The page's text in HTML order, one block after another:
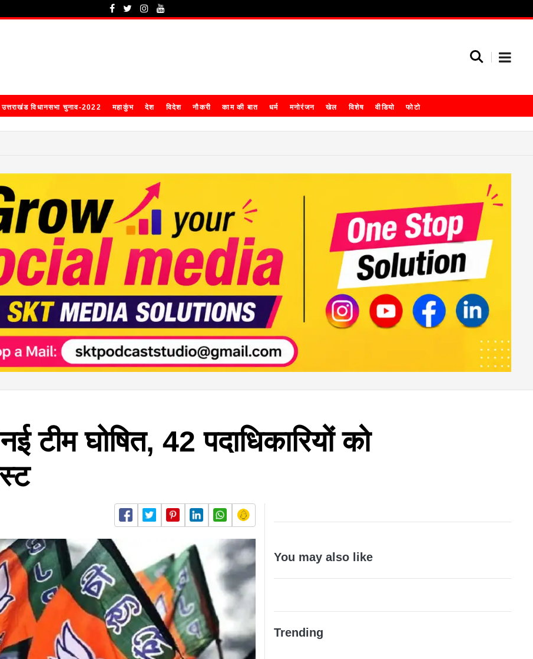
उत्तराखंड विधानसभा चुनाव-2022 महाकुंभ देश विदेश नौकरी काम की बात धर्म मनोरंजन खेल विशेष वीडियो फोटो
टीम घोषित, 42 पदाधिकारियों को
You may also like
Trending